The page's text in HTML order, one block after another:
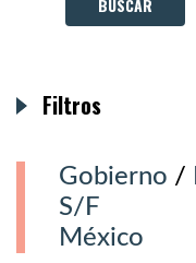
Gobierno /
S/F
México
Filtros